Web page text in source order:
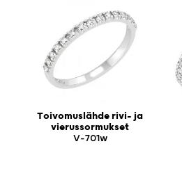
Toivomuslähde rivi- ja
vierussormukset
V-701w